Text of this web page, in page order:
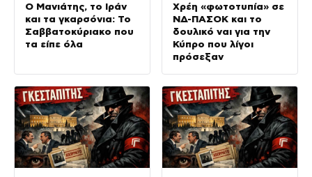
Ο Μανιάτης, το Ιράν
και τα γκαρσόνια: Το
Σαββατοκύριακο που
τα είπε όλα
Χρέη «φωτοτυπία» σε
ΝΔ-ΠΑΣΟΚ και το
δουλικό ναι για την
Κύπρο που λίγοι
πρόσεξαν